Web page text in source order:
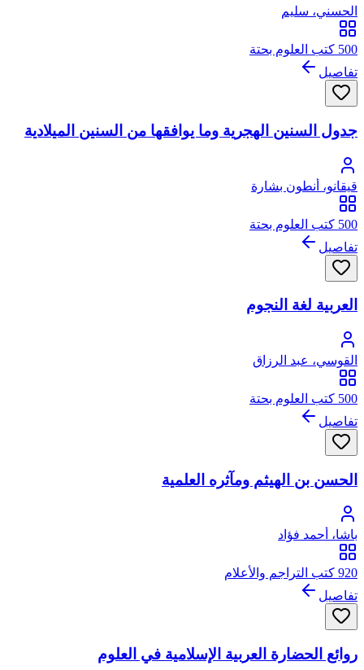
الحسني، سليم
500 كتب العلوم بحتة
تفاصيل
جدول السنين الهجرية وما يوافقها من السنين الميلادية
قيقانو، أنطون بشارة
500 كتب العلوم بحتة
تفاصيل
العربية لغة النجوم
القوسي، عبد الرزاق
500 كتب العلوم بحتة
تفاصيل
الحسن بن الهيثم ومآثره العلمية
باشا، أحمد فؤاد
920 كتب التراجم والأعلام
تفاصيل
روائع الحضارة العربية الإسلامية في العلوم